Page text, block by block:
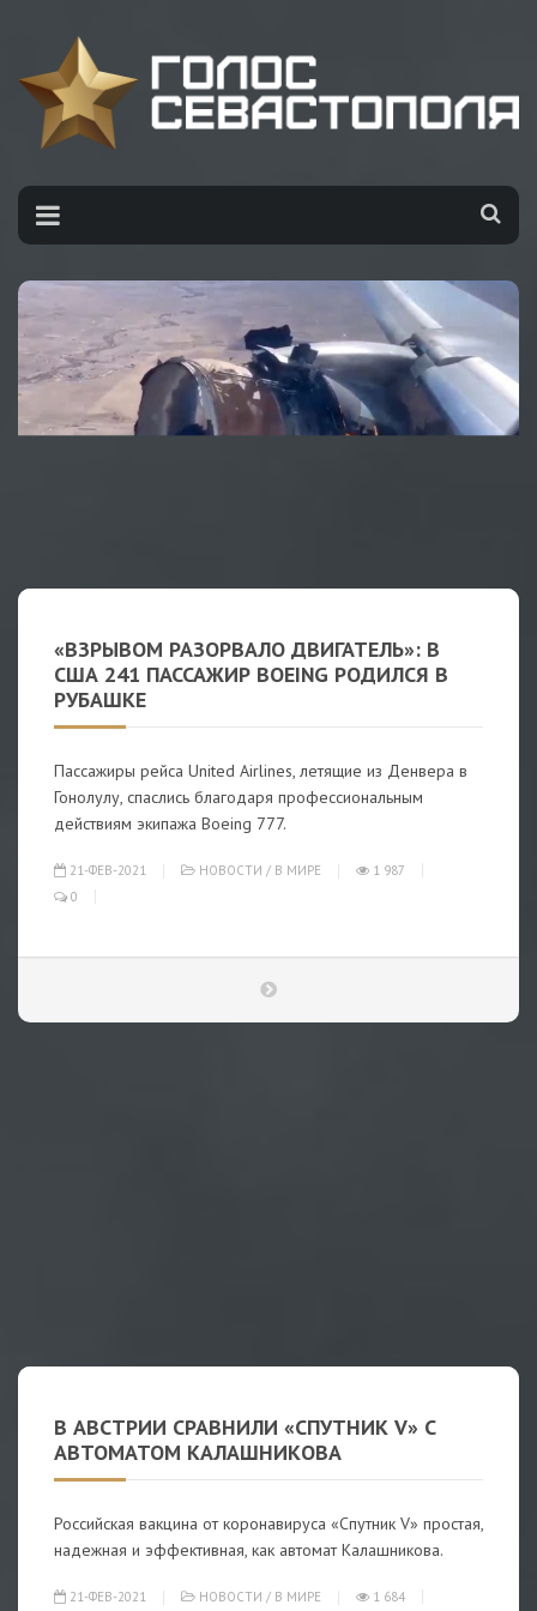
«ВЗРЫВОМ РАЗОРВАЛО ДВИГАТЕЛЬ»: В
США 241 ПАССАЖИР BOEING РОДИЛСЯ В
РУБАШКЕ
Пассажиры рейса United Airlines, летящие из Денвера в
Гонолулу, спаслись благодаря профессиональным
действиям экипажа Boeing 777.
21-ФЕВ-2021 НОВОСТИ / В МИРЕ
1 987
0
В АВСТРИИ СРАВНИЛИ «СПУТНИК V» С
АВТОМАТОМ КАЛАШНИКОВА
Российская вакцина от коронавируса «Спутник V» простая,
надежная и эффективная, как автомат Калашникова.
21-ФЕВ-2021 НОВОСТИ / В МИРЕ 1 684